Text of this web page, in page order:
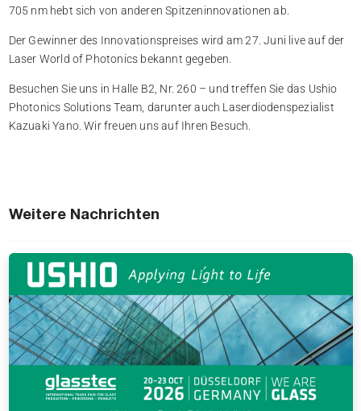
705 nm hebt sich von anderen Spitzeninnovationen ab.
Der Gewinner des Innovationspreises wird am 27. Juni live auf der
Laser World of Photonics bekannt gegeben.
Besuchen Sie uns in Halle B2, Nr. 260 – und treffen Sie das Ushio
Photonics Solutions Team, darunter auch Laserdiodenspezialist
Kazuaki Yano. Wir freuen uns auf Ihren Besuch.
Weitere Nachrichten